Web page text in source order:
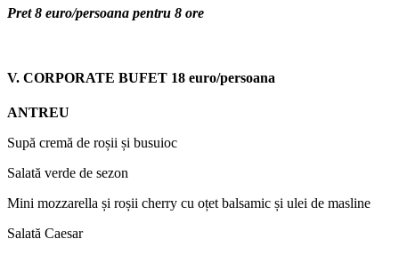
Pret 8 euro/persoana pentru 8 ore
V. CORPORATE BUFET 18 euro/persoana
ANTREU
Supă cremă de roșii și busuioc
Salată verde de sezon
Mini mozzarella și roșii cherry cu oțet balsamic și ulei de masline
Salată Caesar